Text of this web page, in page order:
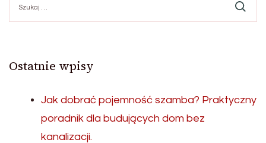
Ostatnie wpisy
Jak dobrać pojemność szamba? Praktyczny
poradnik dla budujących dom bez
kanalizacji.